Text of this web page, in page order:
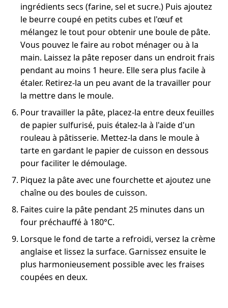
ingrédients secs (farine, sel et sucre.) Puis ajoutez
le beurre coupé en petits cubes et l'œuf et
mélangez le tout pour obtenir une boule de pâte.
Vous pouvez le faire au robot ménager ou à la
main. Laissez la pâte reposer dans un endroit frais
pendant au moins 1 heure. Elle sera plus facile à
étaler. Retirez-la un peu avant de la travailler pour
la mettre dans le moule.
Pour travailler la pâte, placez-la entre deux feuilles
de papier sulfurisé, puis étalez-la à l'aide d'un
rouleau à pâtisserie. Mettez-la dans le moule à
tarte en gardant le papier de cuisson en dessous
pour faciliter le démoulage.
Piquez la pâte avec une fourchette et ajoutez une
chaîne ou des boules de cuisson.
Faites cuire la pâte pendant 25 minutes dans un
four préchauffé à 180°C.
Lorsque le fond de tarte a refroidi, versez la crème
anglaise et lissez la surface. Garnissez ensuite le
plus harmonieusement possible avec les fraises
coupées en deux.